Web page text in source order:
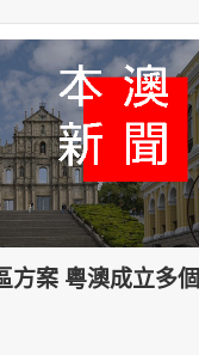
方案 粵澳成立多個